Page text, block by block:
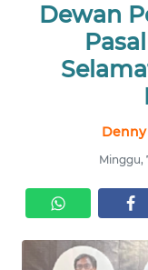
Dewan
Minggu,
NASIONAL
DAERAH
EKUIN
SAINS-TEKNO